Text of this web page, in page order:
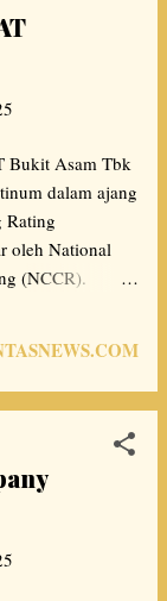
untuk
Kita ingin
bukan
Selain itu, ia
swasta tidak
khususnya
Regional
hak t...
Bukit Asam Tbk
dalam ajang
Rating
oleh National
(NCCR).
GRI
peraturan
telah
perusahan